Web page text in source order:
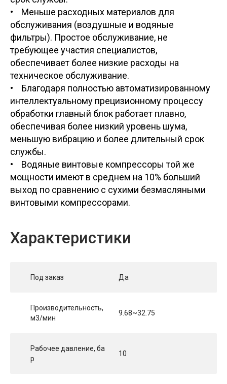
• Меньше расходных материалов для
обслуживания (воздушные и водяные
фильтры). Простое обслуживание, не
требующее участия специалистов,
обеспечивает более низкие расходы на
техническое обслуживание.
• Благодаря полностью автоматизированному
интеллектуальному прецизионному процессу
обработки главный блок работает плавно,
обеспечивая более низкий уровень шума,
меньшую вибрацию и более длительный срок
службы.
• Водяные винтовые компрессоры той же
мощности имеют в среднем на 10% больший
выход по сравнению с сухими безмасляными
винтовыми компрессорами.
Характеристики
Под заказ Да
Производительность,
м3/мин
9.68~32.75
Рабочее давление, ба
р
10